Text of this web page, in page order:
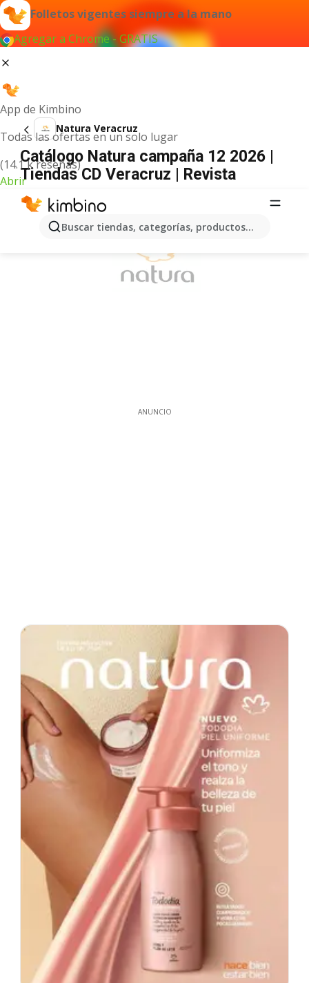
Folletos vigentes siempre a la mano
Agregar a Chrome - GRATIS
App de Kimbino
Todas las ofertas en un solo lugar
(14.1 k reseñas)
Abrir
Buscar tiendas, categorías, productos...
Natura Veracruz
Catálogo Natura campaña 12 2026 |
Tiendas CD Veracruz | Revista
ANUNCIO